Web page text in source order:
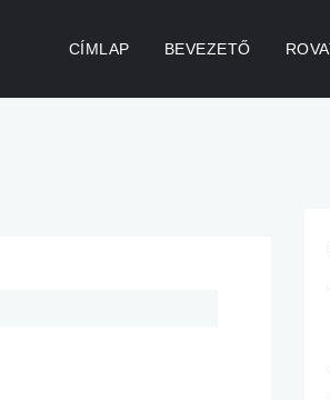
CÍMLAP BEVEZETŐ